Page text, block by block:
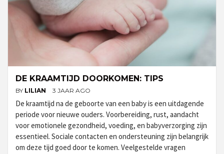
DE KRAAMTIJD DOORKOMEN: TIPS
BY LILIAN 3 JAAR AGO
De kraamtijd na de geboorte van een baby is een uitdagende
periode voor nieuwe ouders. Voorbereiding, rust, aandacht
voor emotionele gezondheid, voeding, en babyverzorging zijn
essentieel. Sociale contacten en ondersteuning zijn belangrijk
om deze tijd goed door te komen. Veelgestelde vragen